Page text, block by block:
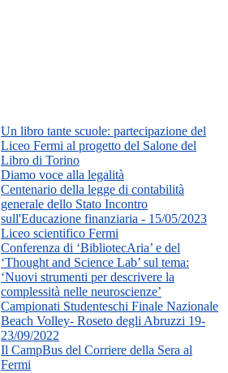
Un libro tante scuole: partecipazione del
Liceo Fermi al progetto del Salone del
Libro di Torino
Diamo voce alla legalità
Centenario della legge di contabilità
generale dello Stato Incontro
sull'Educazione finanziaria - 15/05/2023
Liceo scientifico Fermi
Conferenza di ‘BibliotecAria’ e del
‘Thought and Science Lab’ sul tema:
‘Nuovi strumenti per descrivere la
complessità nelle neuroscienze’
Campionati Studenteschi Finale Nazionale
Beach Volley- Roseto degli Abruzzi 19-
23/09/2022
Il CampBus del Corriere della Sera al
Fermi